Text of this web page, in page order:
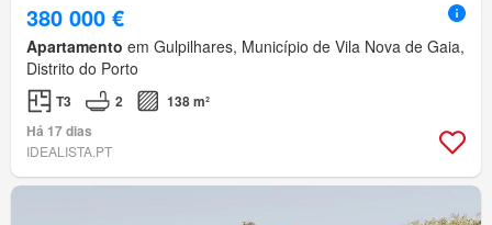
380 000 €
Apartamento em Gulpilhares, Município de Vila Nova de Gaia,
Distrito do Porto
T3 2
138 m²
Há 17 dias
IDEALISTA.PT